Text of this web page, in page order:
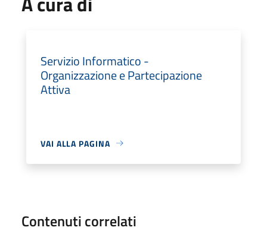
Servizio Informatico -
Organizzazione e Partecipazione
Attiva
VAI ALLA PAGINA
Contenuti correlati